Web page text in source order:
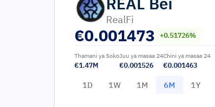
RealFi
€0.001473 +0.51726%
Thamani ya Soko
€1.47M
Juu ya masaa 24
€0.001526
Chini ya masaa 24
€0.001463
1D 1W 1M 6M 1Y